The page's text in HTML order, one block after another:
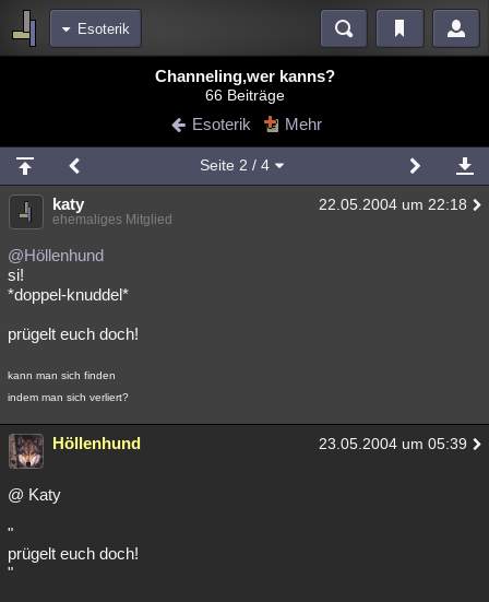
Esoterik
Blogs
Chat Wiki Neuigkeiten
meine Rubriken
Menschen Mystery Kriminalfälle
Spiritualität
Natur Umfragen
weitere Rubriken
Astronomie Helpdesk
Musik Clash Allmystery English
Lesenswert Schlüsselwörter
Channeling,wer kanns?
66 Beiträge
Esoterik Mehr
Seite 2 / 4
katy 22.05.2004 um 22:18
ehemaliges Mitglied
@Höllenhund
si!
*doppel-knuddel*
prügelt euch doch!
kann man sich finden
indem man sich verliert?
Höllenhund 23.05.2004 um 05:39
@ Katy
"
prügelt euch doch!
"